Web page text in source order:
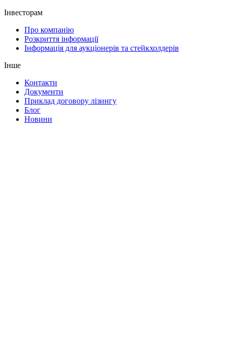
Інвесторам
Про компанію
Розкриття інформації
Інформація для аукціонерів та стейкхолдерів
Інше
Контакти
Документи
Приклад договору лізингу
Блог
Новини